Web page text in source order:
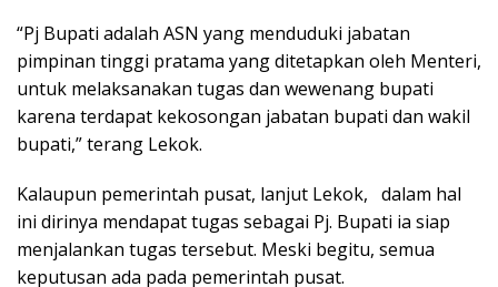
“Pj Bupati adalah ASN yang menduduki jabatan
pimpinan tinggi pratama yang ditetapkan oleh Menteri,
untuk melaksanakan tugas dan wewenang bupati
karena terdapat kekosongan jabatan bupati dan wakil
bupati,” terang Lekok.
Kalaupun pemerintah pusat, lanjut Lekok, dalam hal
ini dirinya mendapat tugas sebagai Pj. Bupati ia siap
menjalankan tugas tersebut. Meski begitu, semua
keputusan ada pada pemerintah pusat.